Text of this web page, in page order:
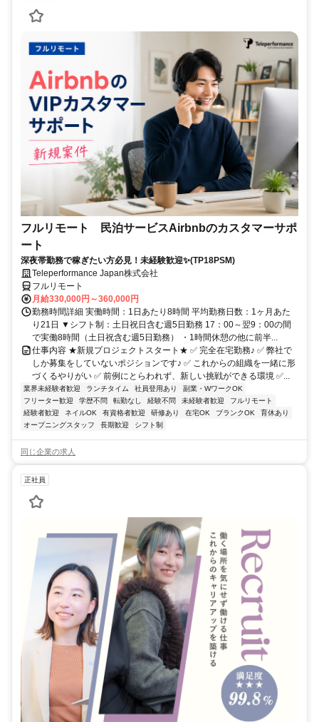
フルリモート 民泊サービスAirbnbのカスタマーサポ
ート
深夜帯勤務で稼ぎたい方必見！未経験歓迎✨(TP18PSM)
Teleperformance Japan株式会社
フルリモート
月給330,000円～360,000円
勤務時間詳細 実働時間：1日あたり8時間 平均勤務日数：1ヶ月あた
り21日 ▼シフト制：土日祝日含む週5日勤務 17：00～翌9：00の間
で実働8時間（土日祝含む週5日勤務） ・1時間休憩の他に前半...
仕事内容 ★新規プロジェクトスタート★ ✅ 完全在宅勤務♪ ✅ 弊社で
しか募集をしていないポジションです♪ ✅ これからの組織を一緒に形
づくるやりがい ✅ 前例にとらわれず、新しい挑戦ができる環境 ✅...
業界未経験者歓迎 ランチタイム 社員登用あり
副業・WワークOK
フリーター歓迎
学歴不問 転勤なし 経験不問 未経験者歓迎
フルリモート
経験者歓迎
ネイルOK 有資格者歓迎 研修あり 在宅OK ブランクOK
育休あり
オープニングスタッフ
長期歓迎 シフト制
同じ企業の求人
正社員